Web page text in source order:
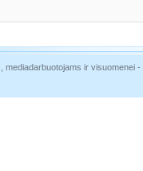
ir visuomenei